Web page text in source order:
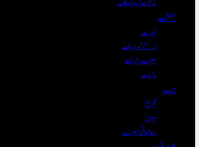
معیشت
تجارت
ذرائع آمدورفت
صنعت و حرفت
مالیات
ادب
تفریح
مزاح
مطالعاتی تبصرے